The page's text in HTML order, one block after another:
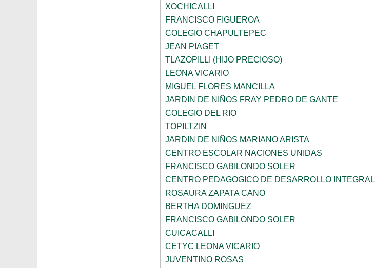
XOCHICALLI
FRANCISCO FIGUEROA
COLEGIO CHAPULTEPEC
JEAN PIAGET
TLAZOPILLI (HIJO PRECIOSO)
LEONA VICARIO
MIGUEL FLORES MANCILLA
JARDIN DE NIÑOS FRAY PEDRO DE GANTE
COLEGIO DEL RIO
TOPILTZIN
JARDIN DE NIÑOS MARIANO ARISTA
CENTRO ESCOLAR NACIONES UNIDAS
FRANCISCO GABILONDO SOLER
CENTRO PEDAGOGICO DE DESARROLLO INTEGRAL
ROSAURA ZAPATA CANO
BERTHA DOMINGUEZ
FRANCISCO GABILONDO SOLER
CUICACALLI
CETYC LEONA VICARIO
JUVENTINO ROSAS